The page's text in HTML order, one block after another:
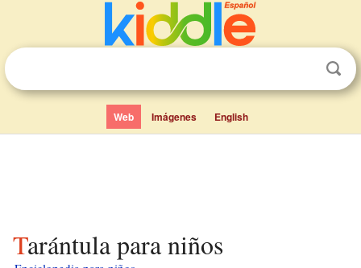
Web Imágenes English
Tarántula para niños